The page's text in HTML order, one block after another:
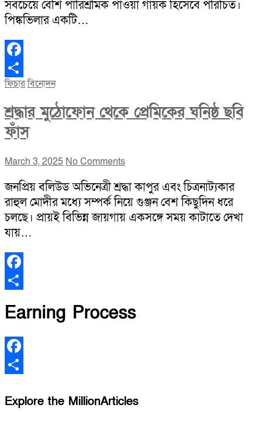
সবচেয়ে বেশি পারিশ্রমিক পাওয়া গায়ক হিসেবে পরিচিত।
পিঙ্কভিলার একটি…
Facebook
Share
ফিচারবিনোদন
শ্রদ্ধার মুঠোফোন থেকে প্রেমিকের ঘনিষ্ঠ ছবি
ফাঁস
March 3, 2025 No Comments
জনপ্রিয় বলিউড অভিনেত্রী শ্রদ্ধা কাপুর এবং চিত্রনাট্যকার
রাহুল মোদীর মধ্যে সম্পর্ক নিয়ে গুঞ্জন বেশ কিছুদিন ধরে
চলছে। প্রায়ই বিভিন্ন জায়গায় একসঙ্গে সময় কাটাতে দেখা
যায়…
Facebook
Earning Process
Facebook
Explore the MillionArticles